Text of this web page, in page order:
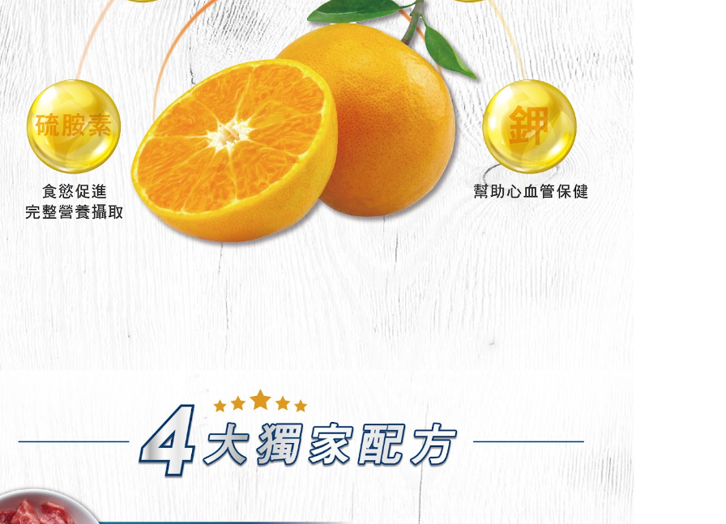
結果請求用戶進行身份認證。
５．嚴禁一人註冊多個帳號或使用他人資訊註冊。若發現惡意使用之情
形，恩沛科技股份有限公司將有權停止該用戶之使用額度並採取法律行
動。
中壢限定｜毛速配 14:00前下單當日到！🐶
每筆NT$120，滿NT$999(含以上)免運費